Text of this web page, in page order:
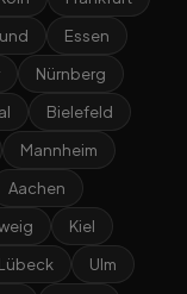
Essen
Nürnberg
Bielefeld
Mannheim
Aachen
Kiel
Lübeck
Ulm